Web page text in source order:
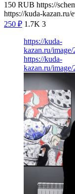
150 RUB https://
https://kuda-
250 ₽ 1.7K 3
https://kuda-
kazan.ru/
https://kuda-
kazan.ru/